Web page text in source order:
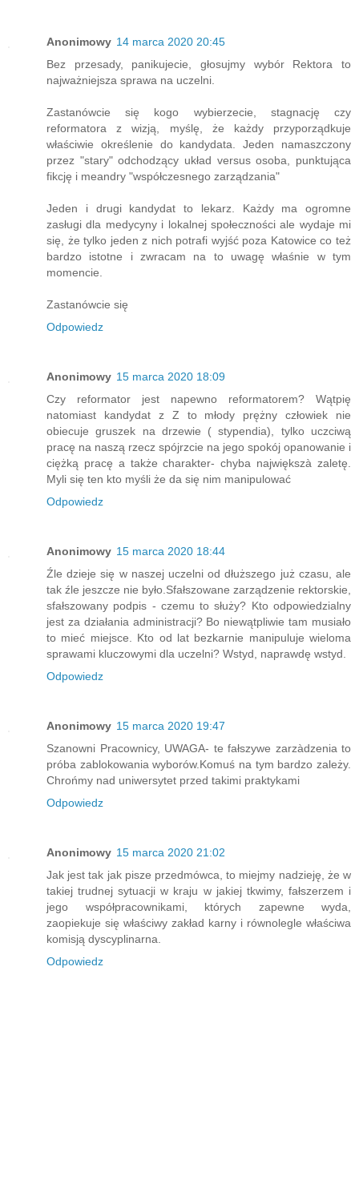
Anonimowy 14 marca 2020 20:45
Bez przesady, panikujecie, głosujmy wybór Rektora to
najważniejsza sprawa na uczelni.
Zastanówcie się kogo wybierzecie, stagnację czy
reformatora z wizją, myślę, że każdy przyporządkuje
właściwie określenie do kandydata. Jeden namaszczony
przez "stary" odchodzący układ versus osoba, punktująca
fikcję i meandry "współczesnego zarządzania"
Jeden i drugi kandydat to lekarz. Każdy ma ogromne
zasługi dla medycyny i lokalnej społeczności ale wydaje mi
się, że tylko jeden z nich potrafi wyjść poza Katowice co też
bardzo istotne i zwracam na to uwagę właśnie w tym
momencie.
Zastanówcie się
Odpowiedz
Anonimowy 15 marca 2020 18:09
Czy reformator jest napewno reformatorem? Wątpię
natomiast kandydat z Z to młody prężny człowiek nie
obiecuje gruszek na drzewie ( stypendia), tylko uczciwą
pracę na naszą rzecz spójrzcie na jego spokój opanowanie i
ciężką pracę a także charakter- chyba największà zaletę.
Myli się ten kto myśli że da się nim manipulować
Odpowiedz
Anonimowy 15 marca 2020 18:44
Źle dzieje się w naszej uczelni od dłuższego już czasu, ale
tak źle jeszcze nie było.Sfałszowane zarządzenie rektorskie,
sfałszowany podpis - czemu to służy? Kto odpowiedzialny
jest za działania administracji? Bo niewątpliwie tam musiało
to mieć miejsce. Kto od lat bezkarnie manipuluje wieloma
sprawami kluczowymi dla uczelni? Wstyd, naprawdę wstyd.
Odpowiedz
Anonimowy 15 marca 2020 19:47
Szanowni Pracownicy, UWAGA- te fałszywe zarzàdzenia to
próba zablokowania wyborów.Komuś na tym bardzo zależy.
Chrońmy nad uniwersytet przed takimi praktykami
Odpowiedz
Anonimowy 15 marca 2020 21:02
Jak jest tak jak pisze przedmówca, to miejmy nadzieję, że w
takiej trudnej sytuacji w kraju w jakiej tkwimy, fałszerzem i
jego współpracownikami, których zapewne wyda,
zaopiekuje się właściwy zakład karny i równolegle właściwa
komisją dyscyplinarna.
Odpowiedz